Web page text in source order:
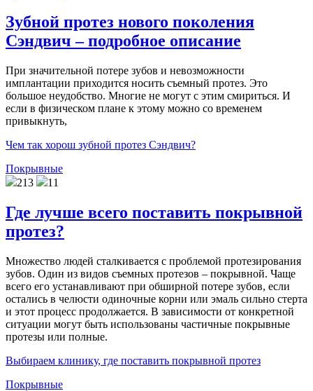
Зубной протез нового поколения
Сэндвич – подробное описание
При значительной потере зубов и невозможности
имплантации приходится носить съемный протез. Это
большое неудобство. Многие не могут с этим смириться. И
если в физическом плане к этому можно со временем
привыкнуть,
Чем так хорош зубной протез Сэндвич?
Покрывные
213
11
Где лучше всего поставить покрывной
протез?
Множество людей сталкивается с проблемой протезирования
зубов. Один из видов съемных протезов – покрывной. Чаще
всего его устанавливают при обширной потере зубов, если
остались в челюсти одиночные корни или эмаль сильно стерта
и этот процесс продолжается. В зависимости от конкретной
ситуации могут быть использованы частичные покрывные
протезы или полные.
Выбираем клинику, где поставить покрывной протез
Покрывные